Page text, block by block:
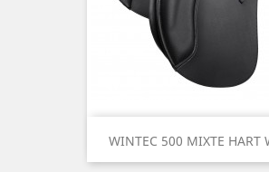
WINTEC 500 MIXTE HART